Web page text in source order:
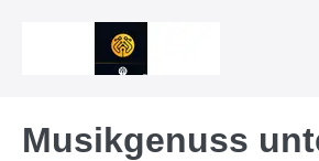
Musikgenuss